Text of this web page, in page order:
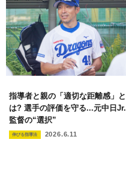
指導者と親の「適切な距離感」と
は? 選手の評価を守る...元中日Jr.
監督の“選択”
伸びる指導法 2026.6.11